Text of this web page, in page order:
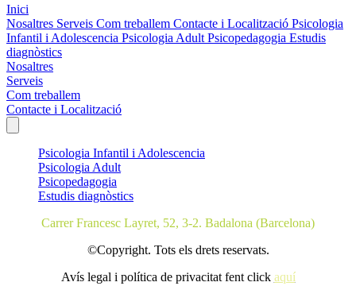
Inici
Nosaltres Serveis Com treballem Contacte i Localització Psicologia
Infantil i Adolescencia Psicologia Adult Psicopedagogia Estudis
diagnòstics
Nosaltres
Serveis
Com treballem
Contacte i Localització
Psicologia Infantil i Adolescencia
Psicologia Adult
Psicopedagogia
Estudis diagnòstics
Carrer Francesc Layret, 52, 3-2. Badalona (Barcelona)
©Copyright. Tots els drets reservats.
Avís legal i política de privacitat fent click aquí